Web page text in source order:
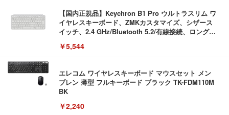
【国内正規品】Keychron B1 Pro ウルトラスリム ワ
イヤレスキーボード、ZMKカスタマイズ、シザース
イッチ、2.4 GHz/Bluetooth 5.2/有線接続、ロングバ
リーホワイト（かな印字なし）, JISレイアウト)
￥5,544
エレコム ワイヤレスキーボード マウスセット メン
ブレン 薄型 フルキーボード ブラック TK-FDM110M
BK
￥2,240